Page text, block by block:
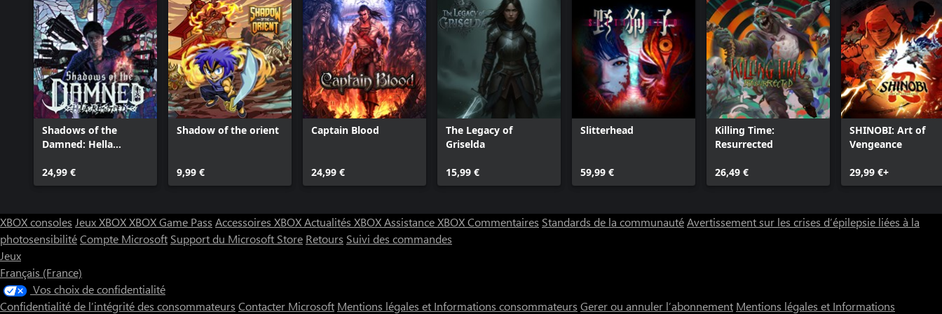
Shadows of the
Damned: Hella
24,99 €
Shadow of the orient
9,99 €
Captain Blood
24,99 €
The Legacy of
Griselda
15,99 €
Slitterhead
59,99 €
Killing Time:
Resurrected
26,49 €
SHINOBI: Art of
Vengeance
29,99 €+
XBOX consoles Jeux XBOXXBOX Game Pass Accessoires XBOXActualités XBOXAssistance XBOXCommentaires Standards de la communautéAvertissement sur les crises d’épilepsie liées à la
photosensibilitéCompte Microsoft Support du Microsoft Store Retours Suivi des commandes
Jeux
Français (France)
Vos choix de confidentialité
Confidentialité de l’intégrité des consommateurs Contacter Microsoft Mentions légales et Informations consommateurs Gerer ou annuler l’abonnement Mentions légales et Informations